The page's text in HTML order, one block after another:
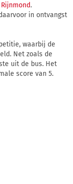
Rijnmond.
in ontvangst
waarbij de
Net zoals de
uit de bus. Het
score van 5.